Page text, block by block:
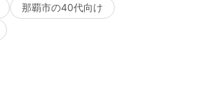
那覇市の40代向け